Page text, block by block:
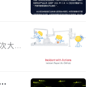
论文
题。
2
第一
是他
好能
Hopp
更关
。作
同类
撑，
开新
者日
大规
时，
层故
、C